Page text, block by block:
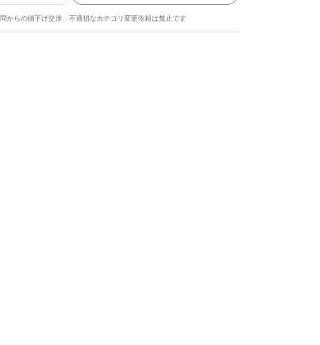
す
送してい
からの値下げ交渉、不適切なカテゴリ変更依頼は禁止です